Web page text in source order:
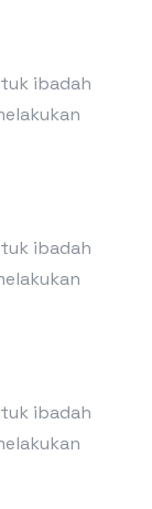
ibadah
ibadah
ibadah